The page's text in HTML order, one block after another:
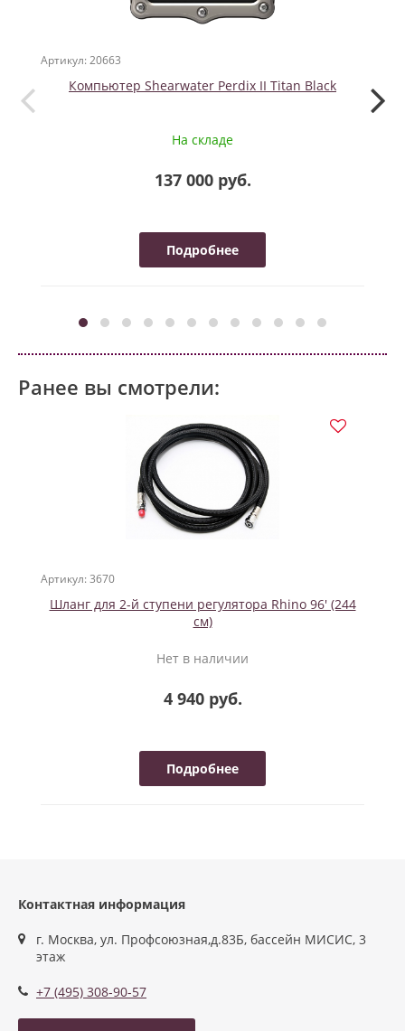
Артикул: 20663
Компьютер Shearwater Perdix II Titan Black
На складе
137 000 руб.
Подробнее
Ранее вы смотрели:
Артикул: 3670
Шланг для 2-й ступени регулятора Rhino 96' (244
см)
Нет в наличии
4 940 руб.
Подробнее
Контактная информация
г. Москва, ул. Профсоюзная,д.83Б, бассейн МИСИС, 3
этаж
+7 (495) 308-90-57